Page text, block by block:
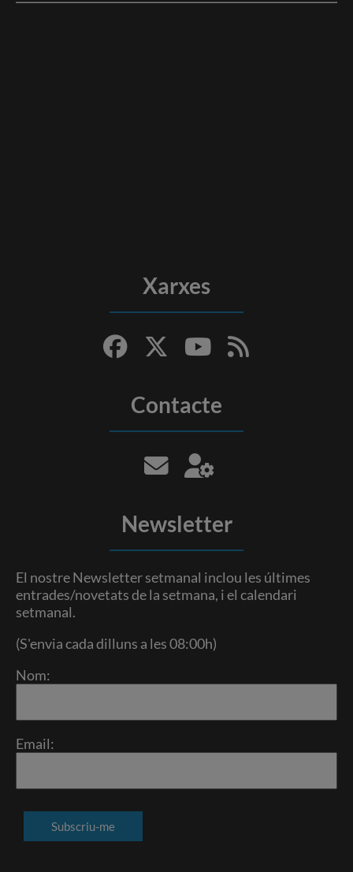
Xarxes
Contacte
Newsletter
El nostre Newsletter setmanal inclou les últimes
entrades/novetats de la setmana, i el calendari
setmanal.
(S'envia cada dilluns a les 08:00h)
Nom:
Email: